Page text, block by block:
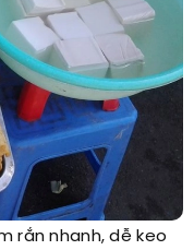
rắn nhanh, dễ keo